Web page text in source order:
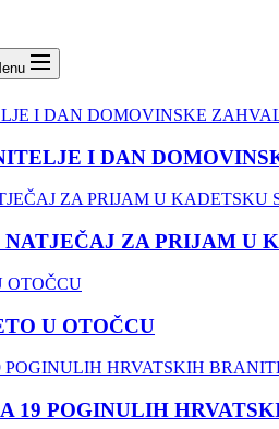
I DAN
ZA PRIJAM U
U OTOČCU
19 POGINULIH